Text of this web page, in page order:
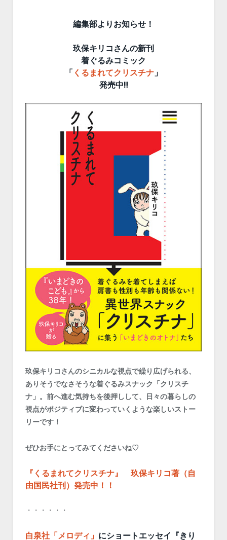
編集部よりお知らせ！
玖保キリコさんの新刊
着ぐるみコミック
「 くるまれてクリスチナ 」
発売中‼︎
玖保キリコさんのシニカルな視点で繰り広げられる、
ありそうでなさそうな着ぐるみスナック「クリスチ
ナ」。前へ進む気持ちを後押しして、日々の暮らしの
視点がポジティブに変わっていくような楽しいストー
リーです！
ぜひお手にとってみてくださいね♡
『くるまれてクリスチナ』 玖保キリコ著（自
由国民社刊）発売中！！
・・・・・・
白泉社「メロディ」 にショートエッセイ『きり